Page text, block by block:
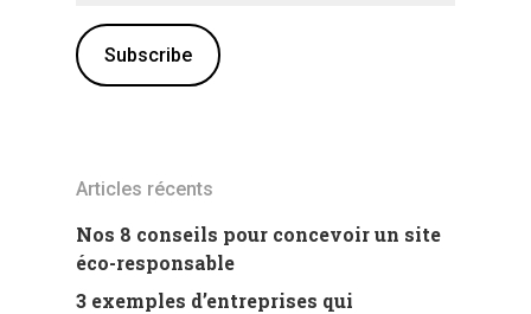
Articles récents
Nos 8 conseils pour concevoir un site
éco-responsable
3 exemples d’entreprises qui